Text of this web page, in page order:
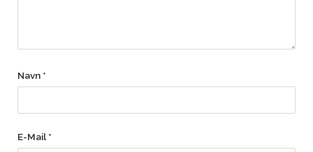
Navn *
E-Mail *